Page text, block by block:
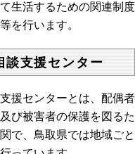
生活するための関連制度
を行います。
談支援センター
援センターとは、配偶者
び被害者の保護を図るた
で、鳥取県では地域ごと